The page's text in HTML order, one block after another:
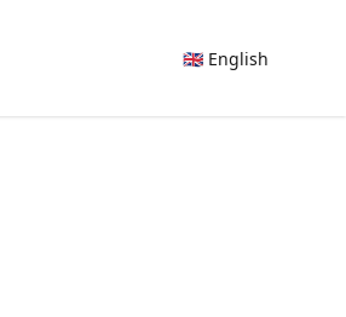
🇬🇧 English